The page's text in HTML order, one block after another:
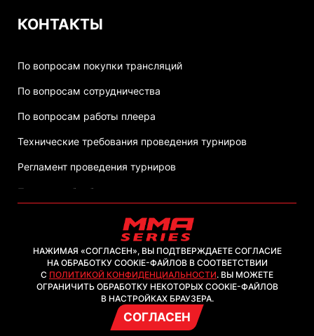
КОНТАКТЫ
По вопросам покупки трансляций
По вопросам сотрудничества
По вопросам работы плеера
Технические требования проведения турниров
Регламент проведения турниров
Политика обработки персональных данных
2026, ООО "ММА-ТВ.КОМ"
НАЖИМАЯ «СОГЛАСЕН», ВЫ ПОДТВЕРЖДАЕТЕ СОГЛАСИЕ
НА ОБРАБОТКУ COOKIE-ФАЙЛОВ В СООТВЕТСТВИИ
С ПОЛИТИКОЙ КОНФИДЕНЦИАЛЬНОСТИ. ВЫ МОЖЕТЕ
ОГРАНИЧИТЬ ОБРАБОТКУ НЕКОТОРЫХ COOKIE-ФАЙЛОВ
В НАСТРОЙКАХ БРАУЗЕРА.
СОГЛАСЕН